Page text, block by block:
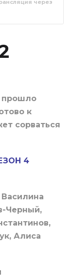
2
через
прошло
к
сорваться
4
Черный,
Алиса